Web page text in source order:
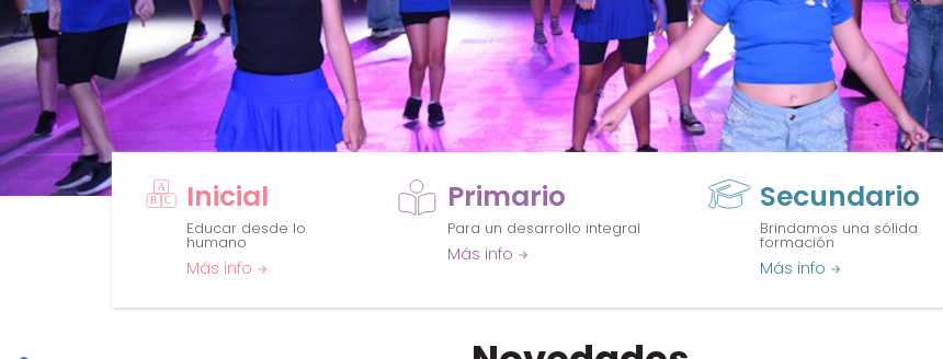
Inicial
Educar desde lo
humano
Más info
Primario
Para un desarrollo integral
Más info
Secundario
Brindamos una sólida
formación
Más info